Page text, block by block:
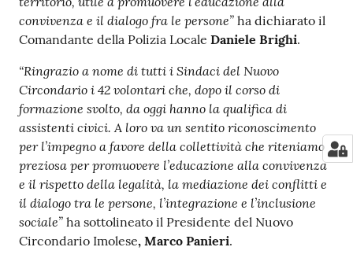
convivenza e il dialogo fra le persone” ha dichiarato il
Comandante della Polizia Locale Daniele Brighi.
“Ringrazio a nome di tutti i Sindaci del Nuovo
Circondario i 42 volontari che, dopo il corso di
formazione svolto, da oggi hanno la qualifica di
assistenti civici. A loro va un sentito riconoscimento
per l’impegno a favore della collettività che riteniamo
preziosa per promuovere l’educazione alla convivenza
e il rispetto della legalità, la mediazione dei conflitti e
il dialogo tra le persone, l’integrazione e l’inclusione
sociale” ha sottolineato il Presidente del Nuovo
Circondario Imolese, Marco Panieri.